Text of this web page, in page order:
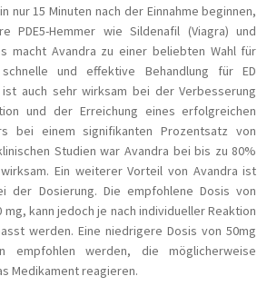
nur 15 Minuten nach der Einnahme beginnen,
PDE5-Hemmer wie Sildenafil (Viagra) und
macht Avandra zu einer beliebten Wahl für
und effektive Behandlung für ED
ist auch sehr wirksam bei der Verbesserung
und der Erreichung eines erfolgreichen
bei einem signifikanten Prozentsatz von
Studien war Avandra bei bis zu 80%
Ein weiterer Vorteil von Avandra ist
der Dosierung. Die empfohlene Dosis von
kann jedoch je nach individueller Reaktion
werden. Eine niedrigere Dosis von 50mg
empfohlen werden, die möglicherweise
Medikament reagieren.